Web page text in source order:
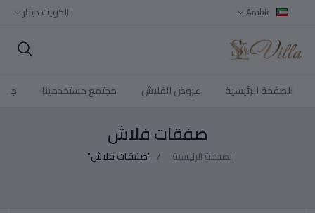
Arabic الكويت دينار
الصفحة الرئيسية عروض الفلاش مجتمع مستخدمينا
صفقات فلاش
الصفحة الرئيسية "صفقات فلاش"